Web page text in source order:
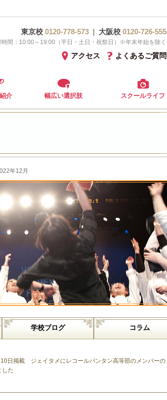
東京校 0120-778-573 | 大阪校 0120-726-555
時間：10:00～19:00（平日・土日・祝祭日）※年末年始を除く
よくあるご質問
アクセス
介 幅広い選択肢 スクールライフ
年12月
学校ブログ コラム
10日掲載 ジェイタメにレコールバンタン高等部のメンバーの
した